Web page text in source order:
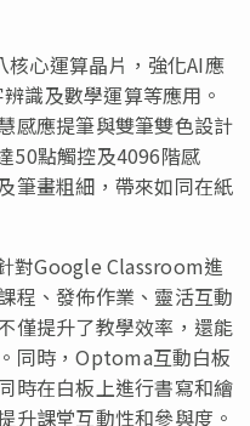
心運算晶片，強化AI應
識及數學運算等應用。
感應提筆與雙筆雙色設計
50點觸控及4096階感
筆畫粗細，帶來如同在紙
對Google Classroom進
程、發佈作業、靈活互動
僅提升了教學效率，還能
同時，Optoma互動白板
時在白板上進行書寫和繪
升課堂互動性和參與度。